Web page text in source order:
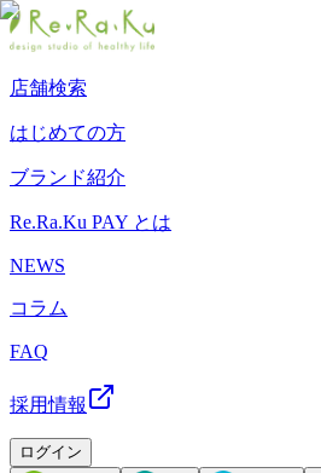
店舗検索
はじめての方
ブランド紹介
Re.Ra.Ku PAY とは
NEWS
コラム
FAQ
採用情報
ログイン